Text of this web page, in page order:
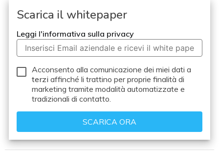
Scarica il whitepaper
Leggi l'informativa sulla privacy
Acconsento alla comunicazione dei miei dati a
terzi affinché li trattino per proprie finalità di
marketing tramite modalità automatizzate e
tradizionali di contatto.